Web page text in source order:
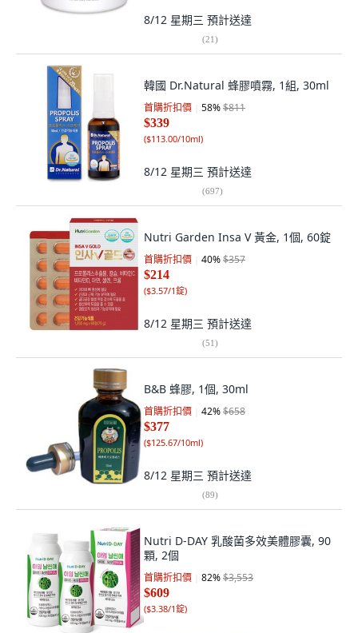
8/12 星期三 預計送達
(21)
韓國 Dr.Natural 蜂膠噴霧, 1組, 30ml
首購折扣價 58%$811
$339
($113.00/10ml)
8/12 星期三 預計送達
(697)
Nutri Garden Insa V 黃金, 1個, 60錠
首購折扣價 40%$357
$214
($3.57/1錠)
8/12 星期三 預計送達
(51)
B&B 蜂膠, 1個, 30ml
首購折扣價 42%$658
$377
($125.67/10ml)
8/12 星期三 預計送達
(89)
Nutri D-DAY 乳酸菌多效美體膠囊, 90
顆, 2個
首購折扣價 82%$3,553
$609
($3.38/1錠)